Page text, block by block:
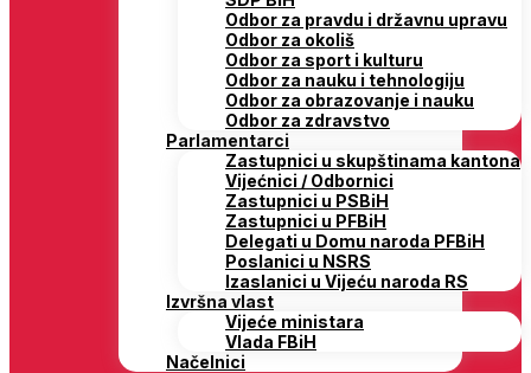
Odbor za pravdu i državnu upravu
Odbor za okoliš
Odbor za sport i kulturu
Odbor za nauku i tehnologiju
Odbor za obrazovanje i nauku
Odbor za zdravstvo
Parlamentarci
Zastupnici u skupštinama kantona
Vijećnici / Odbornici
Zastupnici u PSBiH
Zastupnici u PFBiH
Delegati u Domu naroda PFBiH
Poslanici u NSRS
Izaslanici u Vijeću naroda RS
Izvršna vlast
Vijeće ministara
Vlada FBiH
Načelnici